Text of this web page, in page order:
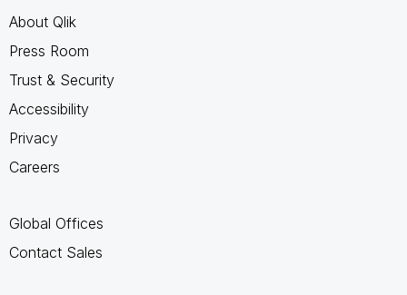
About Qlik
Press Room
Trust & Security
Accessibility
Privacy
Careers
Global Offices
Contact Sales